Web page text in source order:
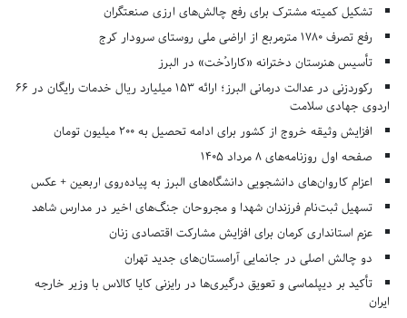
تشکیل کمیته مشترک برای رفع چالش‌های ارزی صنعتگران
رفع تصرف ۱۷۸۰ مترمربع از اراضی ملی روستای سرودار کرج
تأسیس هنرستان دخترانه «کارادُخت» در البرز
رکوردزنی در عدالت درمانی البرز؛ ارائه ۱۵۳ میلیارد ریال خدمات رایگان در ۶۶
اردوی جهادی سلامت
افزایش وثیقه خروج از کشور برای ادامه تحصیل به ۲۰۰ میلیون تومان
صفحه اول روزنامه‌های 8 مرداد 1405
اعزام کاروان‌های دانشجویی دانشگاه‌های البرز به پیاده‌روی اربعین + عکس
تسهیل ثبت‌نام فرزندان شهدا و مجروحان جنگ‌های اخیر در مدارس شاهد
عزم استانداری کرمان برای افزایش مشارکت اقتصادی زنان
دو چالش اصلی در جانمایی آرامستان‌های جدید تهران
تأکید بر دیپلماسی و تعویق درگیری‌ها در رایزنی کایا کالاس با وزیر خارجه
ایران